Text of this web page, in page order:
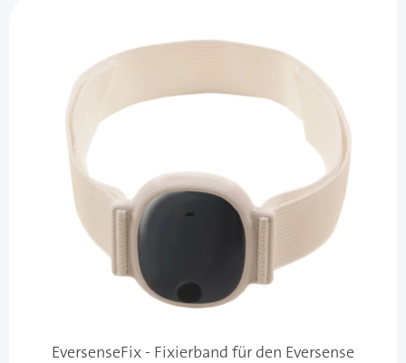
EversenseFix - Fixierband für den Eversense